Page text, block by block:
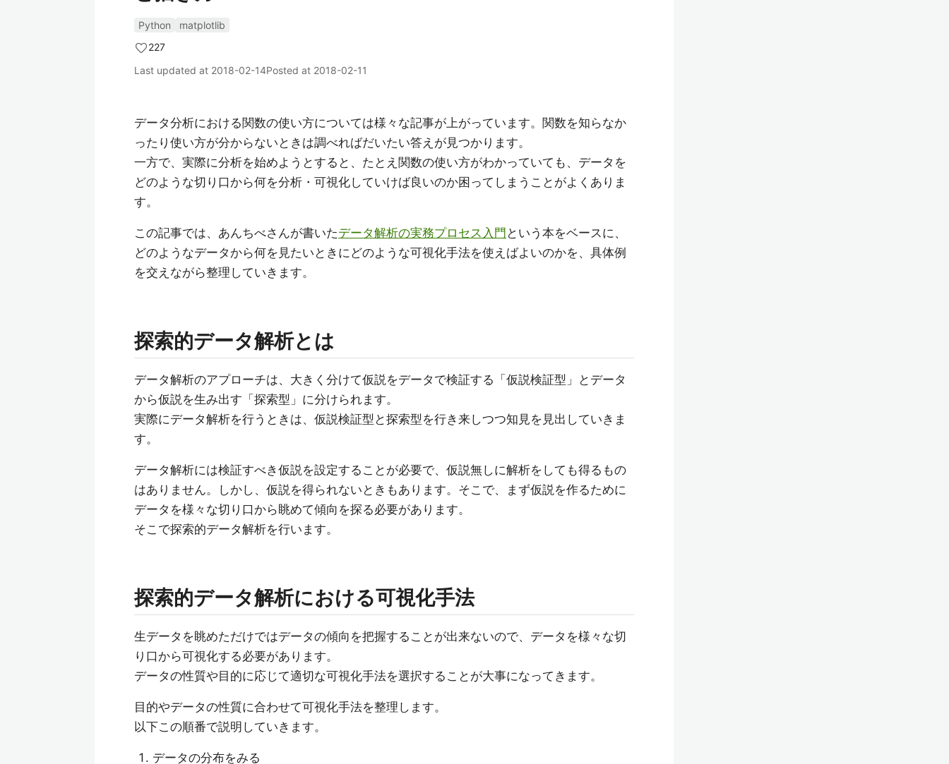
Python
matplotlib
227
Last updated at 2018-02-14Posted at 2018-02-11
データ分析における関数の使い方については様々な記事が上がっています。関数を知らなか
ったり使い方が分からないときは調べればだいたい答えが見つかります。
一方で、実際に分析を始めようとすると、たとえ関数の使い方がわかっていても、データを
どのような切り口から何を分析・可視化していけば良いのか困ってしまうことがよくありま
す。
この記事では、あんちべさんが書いたデータ解析の実務プロセス入門 という本をベースに、
どのようなデータから何を見たいときにどのような可視化手法を使えばよいのかを、具体例
を交えながら整理していきます。
探索的データ解析とは
データ解析のアプローチは、大きく分けて仮説をデータで検証する「仮説検証型」とデータ
から仮説を生み出す「探索型」に分けられます。
実際にデータ解析を行うときは、仮説検証型と探索型を行き来しつつ知見を見出していきま
す。
データ解析には検証すべき仮説を設定することが必要で、仮説無しに解析をしても得るもの
はありません。しかし、仮説を得られないときもあります。そこで、まず仮説を作るために
データを様々な切り口から眺めて傾向を探る必要があります。
そこで探索的データ解析を行います。
探索的データ解析における可視化手法
生データを眺めただけではデータの傾向を把握することが出来ないので、データを様々な切
り口から可視化する必要があります。
データの性質や目的に応じて適切な可視化手法を選択することが大事になってきます。
目的やデータの性質に合わせて可視化手法を整理します。
以下この順番で説明していきます。
データの分布をみる